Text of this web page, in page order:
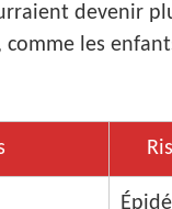
devenir
les